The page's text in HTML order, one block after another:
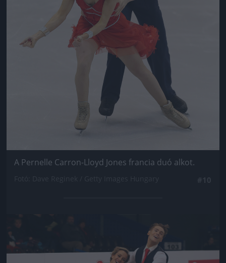
A Pernelle Carron-Lloyd Jones francia duó alkot.